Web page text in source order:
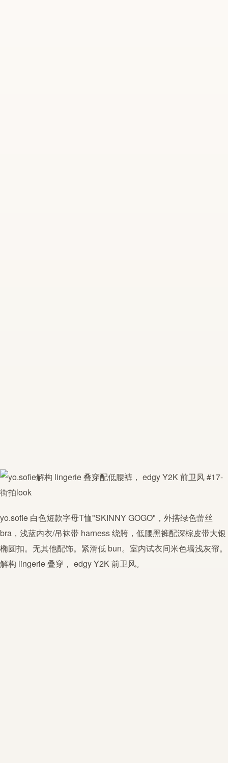
yo.sofie 白色短款字母T恤"SKINNY GOGO"，外搭绿色蕾丝
bra，浅蓝内衣/吊袜带 harness 绕胯，低腰黑裤配深棕皮带大银
椭圆扣。无其他配饰。紧滑低 bun。室内试衣间米色墙浅灰帘。
解构 lingerie叠穿， edgyY2K前卫风。